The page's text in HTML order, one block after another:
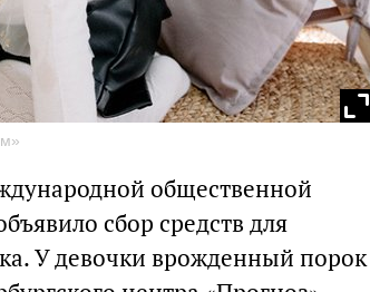
общественной
сбор средств для
У девочки врожденный порок